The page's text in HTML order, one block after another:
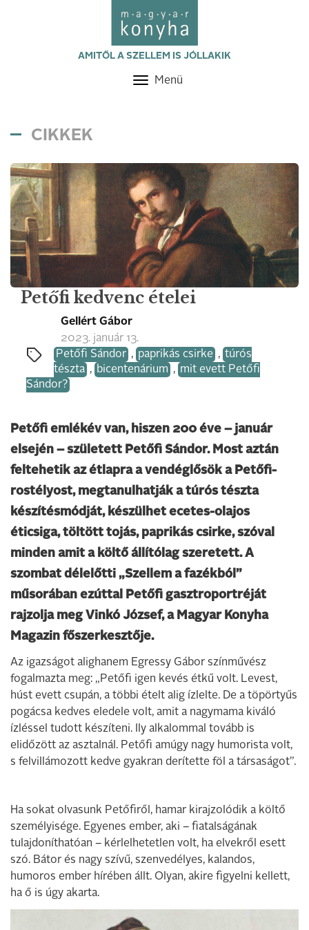
AMITŐL A SZELLEM IS JÓLLAKIK
Toggle
Menü
CIKKEK
Petőfi kedvenc ételei
Gellért Gábor
2023. január 13.
Petőfi Sándor , paprikás csirke , túrós
tészta , bicentenárium , mit evett Petőfi
Sándor?
Petőfi emlékév van, hiszen 200 éve – január
elsején – született Petőfi Sándor. Most aztán
feltehetik az étlapra a vendéglősök a Petőfi-
rostélyost, megtanulhatják a túrós tészta
készítésmódját, készülhet ecetes-olajos
éticsiga, töltött tojás, paprikás csirke, szóval
minden amit a költő állítólag szeretett. A
szombat délelőtti „Szellem a fazékból”
műsorában ezúttal Petőfi gasztroportréját
rajzolja meg Vinkó József, a Magyar Konyha
Magazin főszerkesztője.
Az igazságot alighanem Egressy Gábor színművész
fogalmazta meg: „Petőfi igen kevés étkű volt. Levest,
húst evett csupán, a többi ételt alig ízlelte. De a töpörtyűs
pogácsa kedves eledele volt, amit a nagymama kiváló
ízléssel tudott készíteni. Ily alkalommal tovább is
elidőzött az asztalnál. Petőfi amúgy nagy humorista volt,
s felvillámozott kedve gyakran derítette föl a társaságot”.
Ha sokat olvasunk Petőfiről, hamar kirajzolódik a költő
személyisége. Egyenes ember, aki – fiatalságának
tulajdoníthatóan – kérlelhetetlen volt, ha elvekről esett
szó. Bátor és nagy szívű, szenvedélyes, kalandos,
humoros ember hírében állt. Olyan, akire figyelni kellett,
ha ő is úgy akarta.